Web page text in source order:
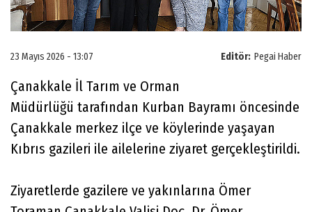
Editör: Pegai Haber
23 Mayıs 2026 - 13:07
Çanakkale İl Tarım ve Orman
Müdürlüğü tarafından Kurban Bayramı öncesinde
Çanakkale merkez ilçe ve köylerinde yaşayan
Kıbrıs gazileri ile ailelerine ziyaret gerçekleştirildi.
Ziyaretlerde gazilere ve yakınlarına Ömer